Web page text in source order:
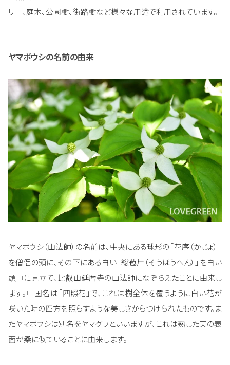
リー、庭木、公園樹、街路樹など様々な用途で利用されています。
ヤマボウシの名前の由来
ヤマボウシ（山法師）の名前は、中央にある球形の「花序（かじょ）」
を僧侶の頭に、その下にある白い「総苞片（そうほうへん）」を白い
頭巾に見立て、比叡山延暦寺の山法師になぞらえたことに由来し
ます。中国名は「四照花」で、これは樹全体を覆うように白い花が
咲いた時の四方を照らすような美しさからつけられたものです。ま
たヤマボウシは別名をヤマグワといいますが、これは熟した実の表
面が桑に似ていることに由来します。